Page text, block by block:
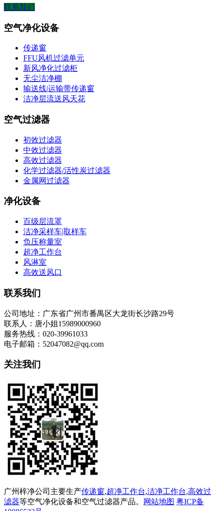
联系我们
空气净化设备
传递窗
FFU风机过滤单元
新风净化过滤柜
无尘洁净棚
输送线|运输带传递窗
洁净层流送风天花
空气过滤器
初效过滤器
中效过滤器
高效过滤器
化学过滤器/活性炭过滤器
金属网过滤器
净化设备
百级层流罩
洁净采样车|取样车
负压称量室
超净工作台
风淋室
高效送风口
联系我们
公司地址：广东省广州市番禺区大龙街长沙路29号
联系人：唐小姐15989000960
服务热线：020-39961033
电子邮箱：52047082@qq.com
关注我们
广州梓净公司主要生产传递窗,超净工作台,洁净工作台,高效过
滤器等空气净化设备和空气过滤器产品。 网站地图 粤ICP备